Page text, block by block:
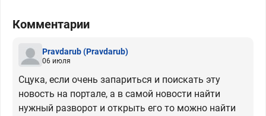
Комментарии
Pravdarub(Pravdarub)
06 июля
Сцука, если очень запариться и поискать эту
новость на портале, а в самой новости найти
нужный разворот и открыть его то можно найти